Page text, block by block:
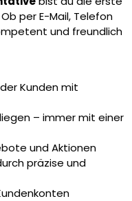
per E-Mail, Telefon
und freundlich
Kunden mit
– immer mit einer
und Aktionen
präzise und